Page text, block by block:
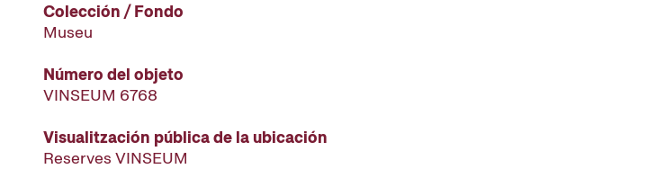
Colección / Fondo
Museu
Número del objeto
VINSEUM 6768
Visualitzación pública de la ubicación
Reserves VINSEUM